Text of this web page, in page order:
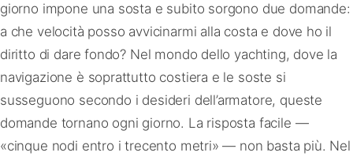
giorno impone una sosta e subito sorgono due domande:
a che velocità posso avvicinarmi alla costa e dove ho il
diritto di dare fondo? Nel mondo dello yachting, dove la
navigazione è soprattutto costiera e le soste si
susseguono secondo i desideri dell’armatore, queste
domande tornano ogni giorno. La risposta facile —
«cinque nodi entro i trecento metri» — non basta più. Nel